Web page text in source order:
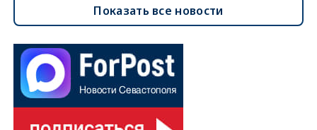
Показать все новости